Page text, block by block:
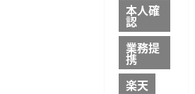
本人確
認
業務提
携
楽天